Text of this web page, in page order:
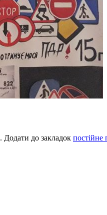
. Додати до закладок постійне